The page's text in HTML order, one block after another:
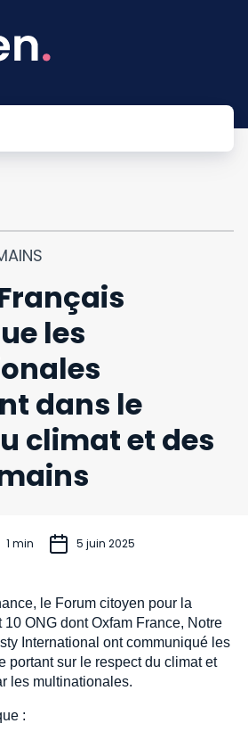
les
dans le
climat et des
1 min 5 juin 2025
le Forum citoyen pour la
ONG dont Oxfam France, Notre
International ont communiqué les
portant sur le respect du climat et
les multinationales.
: